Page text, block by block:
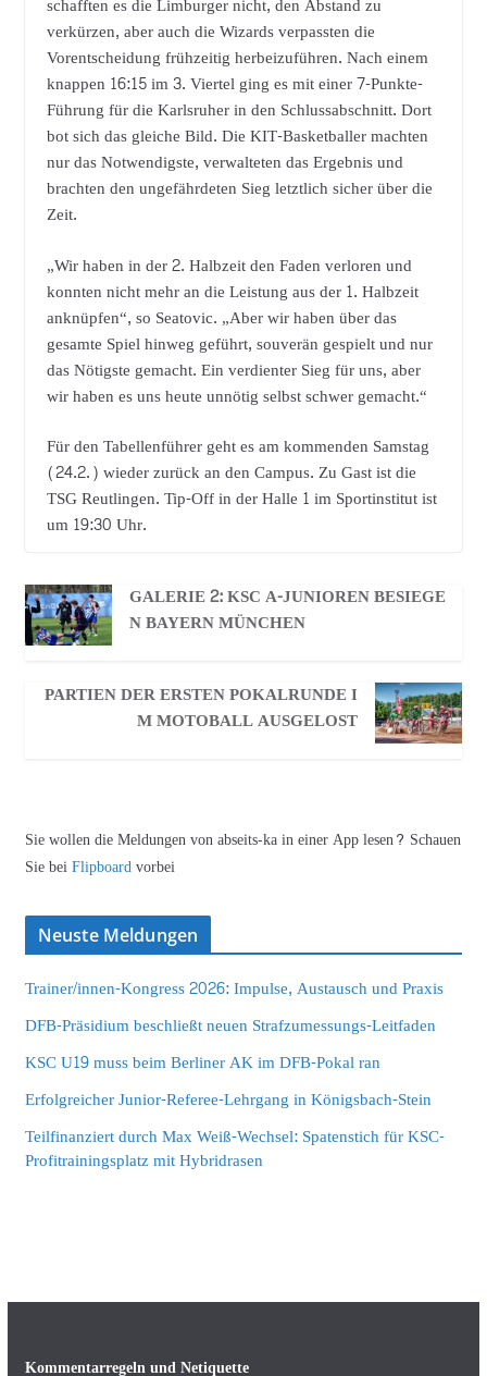
schafften es die Limburger nicht, den Abstand zu
verkürzen, aber auch die Wizards verpassten die
Vorentscheidung frühzeitig herbeizuführen. Nach einem
knappen 16:15 im 3. Viertel ging es mit einer 7-Punkte-
Führung für die Karlsruher in den Schlussabschnitt. Dort
bot sich das gleiche Bild. Die KIT-Basketballer machten
nur das Notwendigste, verwalteten das Ergebnis und
brachten den ungefährdeten Sieg letztlich sicher über die
Zeit.
„Wir haben in der 2. Halbzeit den Faden verloren und
konnten nicht mehr an die Leistung aus der 1. Halbzeit
anknüpfen“, so Seatovic. „Aber wir haben über das
gesamte Spiel hinweg geführt, souverän gespielt und nur
das Nötigste gemacht. Ein verdienter Sieg für uns, aber
wir haben es uns heute unnötig selbst schwer gemacht.“
Für den Tabellenführer geht es am kommenden Samstag
(24.2.) wieder zurück an den Campus. Zu Gast ist die
TSG Reutlingen. Tip-Off in der Halle 1 im Sportinstitut ist
um 19:30 Uhr.
GALERIE 2: KSC A-JUNIOREN BESIEGE
N BAYERN MÜNCHEN
PARTIEN DER ERSTEN POKALRUNDE I
M MOTOBALL AUSGELOST
Sie wollen die Meldungen von abseits-ka in einer App lesen? Schauen
Sie beiFlipboardvorbei
Neuste Meldungen
Trainer/innen-Kongress 2026: Impulse, Austausch und Praxis
DFB-Präsidium beschließt neuen Strafzumessungs-Leitfaden
KSC U19 muss beim Berliner AK im DFB-Pokal ran
Erfolgreicher Junior-Referee-Lehrgang in Königsbach-Stein
Teilfinanziert durch Max Weiß-Wechsel: Spatenstich für KSC-
Profitrainingsplatz mit Hybridrasen
Kommentarregeln und Netiquette